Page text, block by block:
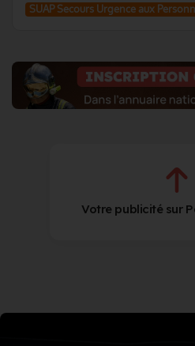
SUAP Secours Urgence aux
Votre publicité sur